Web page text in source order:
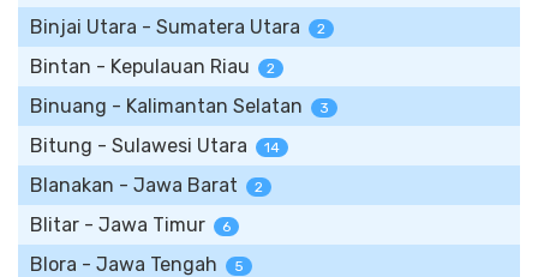
Binjai Utara - Sumatera Utara 2
Bintan - Kepulauan Riau 2
Binuang - Kalimantan Selatan 3
Bitung - Sulawesi Utara 14
Blanakan - Jawa Barat 2
Blitar - Jawa Timur 6
Blora - Jawa Tengah 5